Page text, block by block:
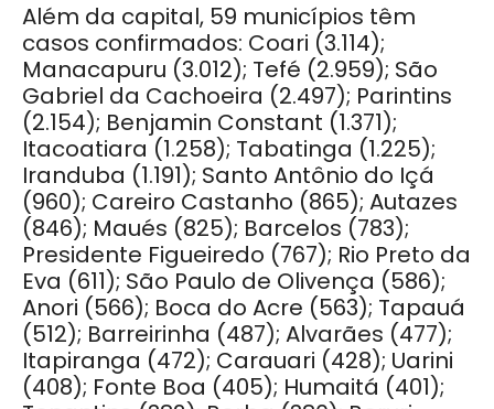
Além da capital, 59 municípios têm
casos confirmados: Coari (3.114);
Manacapuru (3.012); Tefé (2.959); São
Gabriel da Cachoeira (2.497); Parintins
(2.154); Benjamin Constant (1.371);
Itacoatiara (1.258); Tabatinga (1.225);
Iranduba (1.191); Santo Antônio do Içá
(960); Careiro Castanho (865); Autazes
(846); Maués (825); Barcelos (783);
Presidente Figueiredo (767); Rio Preto da
Eva (611); São Paulo de Olivença (586);
Anori (566); Boca do Acre (563); Tapauá
(512); Barreirinha (487); Alvarães (477);
Itapiranga (472); Carauari (428); Uarini
(408); Fonte Boa (405); Humaitá (401);